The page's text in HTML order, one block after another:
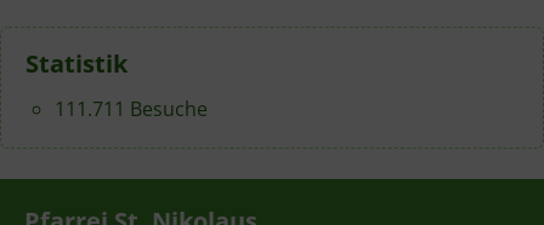
Statistik
111.711 Besuche